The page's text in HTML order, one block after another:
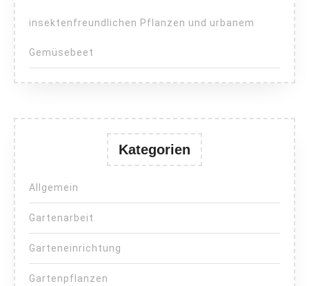
insektenfreundlichen Pflanzen und urbanem
Gemüsebeet
Kategorien
Allgemein
Gartenarbeit
Garteneinrichtung
Gartenpflanzen